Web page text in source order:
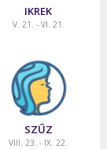
IKREK
V. 21. - VI. 21.
SZŰZ
VIII. 23. - IX. 22.